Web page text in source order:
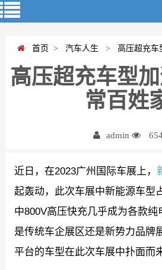
首页 > 汽车人生 > 高压超充车
高压超充车型
常百姓
admin
近日，在2023广州国际车展上，
起轰动，此次车展中新能源车型
中800V高压快充几乎成为各款
是传统车企展区还是新势力品牌
平台的车型在此次车展中扑面而